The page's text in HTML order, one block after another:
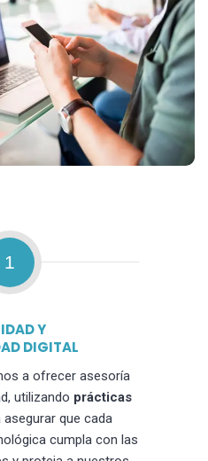
1
Y
DIGITAL
a ofrecer asesoría
utilizando prácticas
asegurar que cada
cumpla con las